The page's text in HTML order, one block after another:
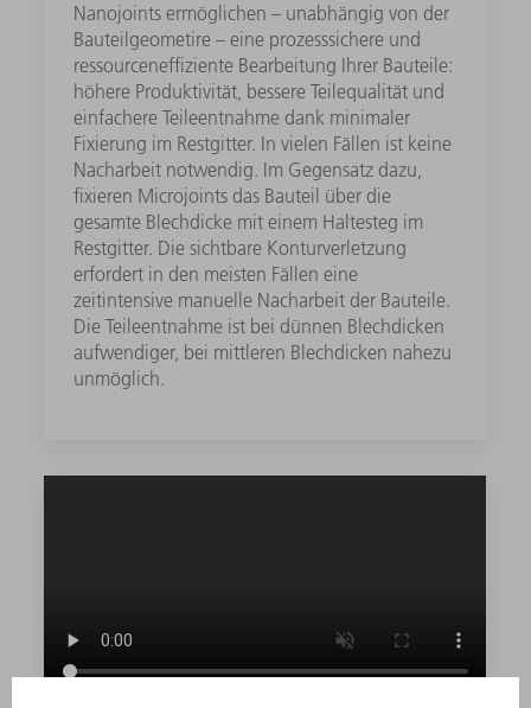
Nanojoints ermöglichen – unabhängig von der
Bauteilgeometire – eine prozesssichere und
ressourceneffiziente Bearbeitung Ihrer Bauteile:
höhere Produktivität, bessere Teilequalität und
einfachere Teileentnahme dank minimaler
Fixierung im Restgitter. In vielen Fällen ist keine
Nacharbeit notwendig. Im Gegensatz dazu,
fixieren Microjoints das Bauteil über die
gesamte Blechdicke mit einem Haltesteg im
Restgitter. Die sichtbare Konturverletzung
erfordert in den meisten Fällen eine
zeitintensive manuelle Nacharbeit der Bauteile.
Die Teileentnahme ist bei dünnen Blechdicken
aufwendiger, bei mittleren Blechdicken nahezu
unmöglich.